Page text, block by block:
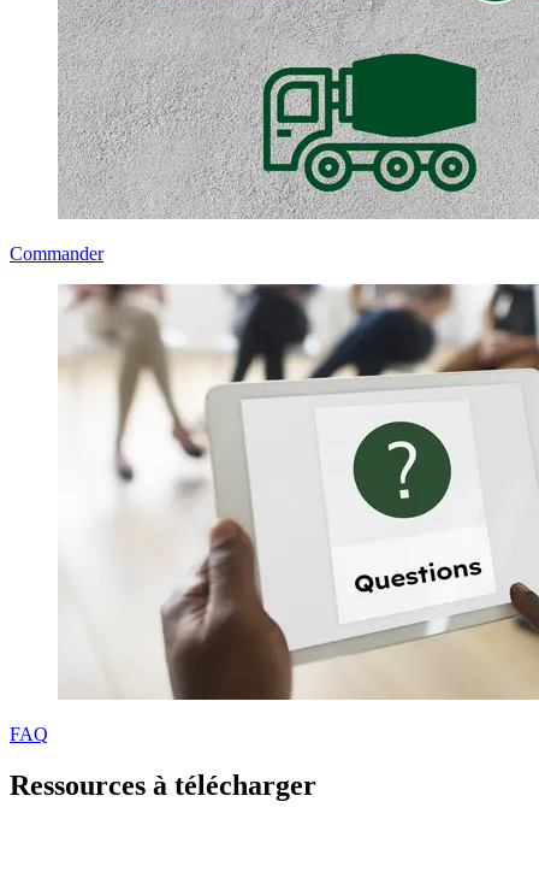
Commander
FAQ
Ressources à télécharger